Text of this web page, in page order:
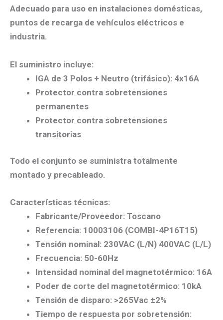
Adecuado para uso en instalaciones domésticas,
puntos de recarga de vehículos eléctricos e
industria.
El suministro incluye:
IGA de 3 Polos + Neutro (trifásico): 4x16A
Protector contra sobretensiones
permanentes
Protector contra sobretensiones
transitorias
Todo el conjunto se suministra totalmente
montado y precableado.
Características técnicas:
Fabricante/Proveedor: Toscano
Referencia: 10003106 (COMBI-4P16T15)
Tensión nominal: 230VAC (L/N) 400VAC (L/L)
Frecuencia: 50-60Hz
Intensidad nominal del magnetotérmico: 16A
Poder de corte del magnetotérmico: 10kA
Tensión de disparo: >265Vac ±2%
Tiempo de respuesta por sobretensión: